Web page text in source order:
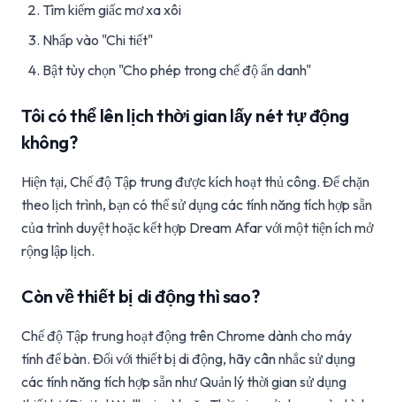
Tìm kiếm giấc mơ xa xôi
Nhấp vào "Chi tiết"
Bật tùy chọn "Cho phép trong chế độ ẩn danh"
Tôi có thể lên lịch thời gian lấy nét tự động
không?
Hiện tại, Chế độ Tập trung được kích hoạt thủ công. Để chặn
theo lịch trình, bạn có thể sử dụng các tính năng tích hợp sẵn
của trình duyệt hoặc kết hợp Dream Afar với một tiện ích mở
rộng lập lịch.
Còn về thiết bị di động thì sao?
Chế độ Tập trung hoạt động trên Chrome dành cho máy
tính để bàn. Đối với thiết bị di động, hãy cân nhắc sử dụng
các tính năng tích hợp sẵn như Quản lý thời gian sử dụng